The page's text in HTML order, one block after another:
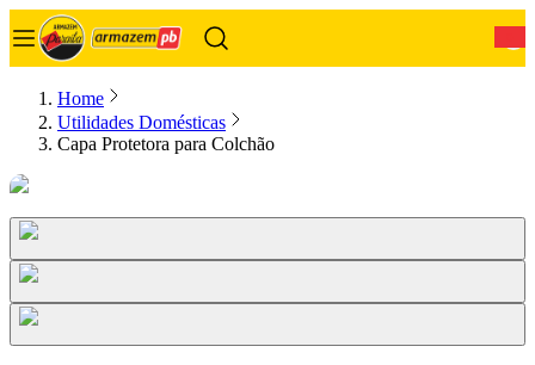
Home
Utilidades Domésticas
Capa Protetora para Colchão